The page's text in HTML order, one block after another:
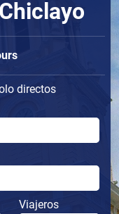
directos
Viajeros